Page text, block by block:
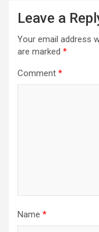
Leave a
Your email address
are marked *
Comment *
Name *